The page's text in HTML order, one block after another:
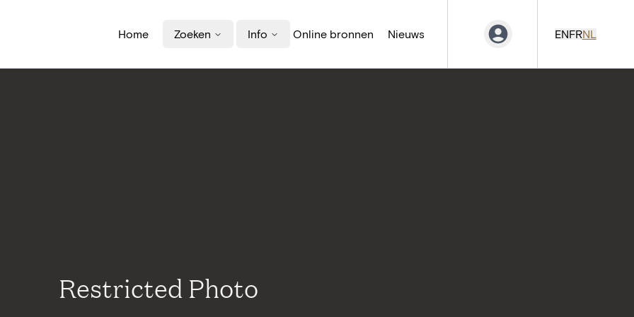
Home Zoeken Info Online bronnen Nieuws ENFRNL
Restricted Photo